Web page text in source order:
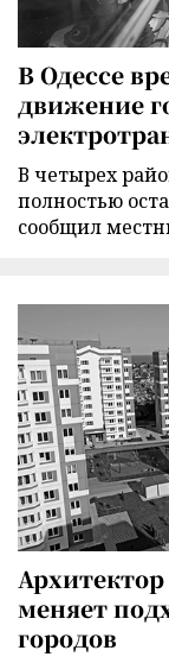
В Одессе
движение
В четырех
полностью
сообщил
меняет
городов